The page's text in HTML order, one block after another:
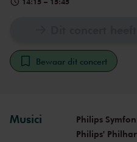
Bewaar dit concert
Musici
Philips
Philips'